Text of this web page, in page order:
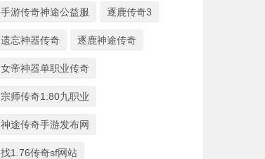
手游传奇神途公益服 逐鹿传奇3
遗忘神器传奇 逐鹿神途传奇
女帝神器单职业传奇
宗师传奇1.80九职业
神途传奇手游发布网
找1.76传奇sf网站